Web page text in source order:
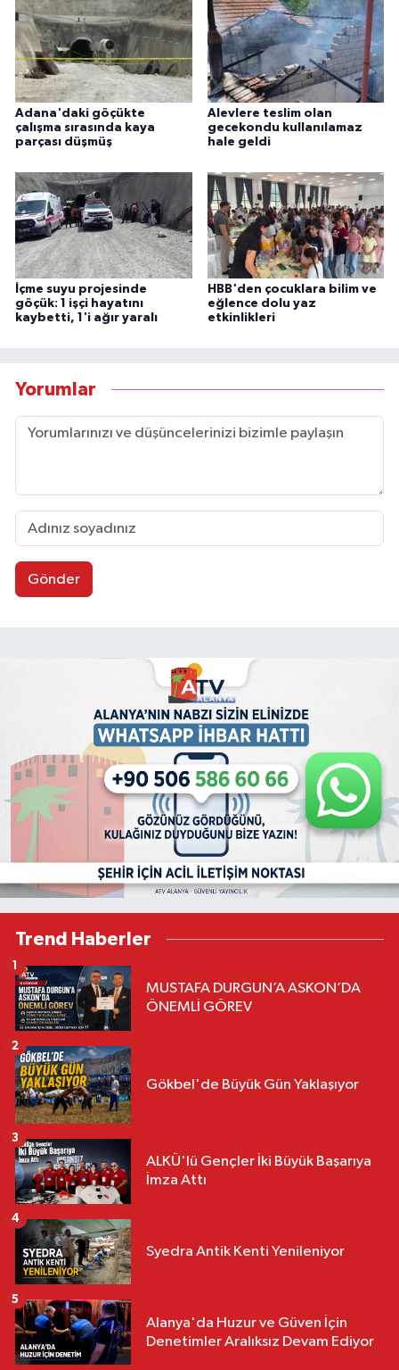
Adana'daki göçükte
çalışma sırasında kaya
parçası düşmüş
Alevlere teslim olan
gecekondu kullanılamaz
hale geldi
İçme suyu projesinde
göçük: 1 işçi hayatını
kaybetti, 1'i ağır yaralı
HBB'den çocuklara bilim ve
eğlence dolu yaz
etkinlikleri
Yorumlar
Gönder
Trend Haberler
MUSTAFA DURGUN’A ASKON’DA
ÖNEMLİ GÖREV
1
Gökbel'de Büyük Gün Yaklaşıyor
2
ALKÜ'lü Gençler İki Büyük Başarıya
İmza Attı
3
Syedra Antik Kenti Yenileniyor
4
Alanya'da Huzur ve Güven İçin
Denetimler Aralıksız Devam Ediyor
5